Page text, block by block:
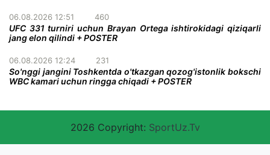
06.08.2026 12:51 460
UFC 331 turniri uchun Brayan Ortega ishtirokidagi qiziqarli
jang elon qilindi + POSTER
06.08.2026 12:24 231
So'nggi jangini Toshkentda o'tkazgan qozog'istonlik bokschi
WBC kamari uchun ringga chiqadi + POSTER
2026 Copyright: SportUz.Tv